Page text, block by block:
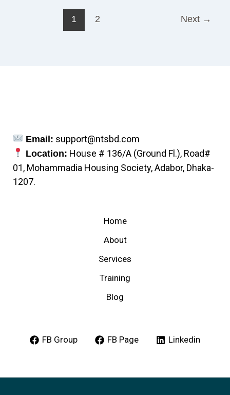
1 2 Next →
Email: support@ntsbd.com
Location: House # 136/A (Ground Fl.), Road#
01, Mohammadia Housing Society, Adabor, Dhaka-
1207.
Home
About
Services
Training
Blog
FB Group FB Page Linkedin